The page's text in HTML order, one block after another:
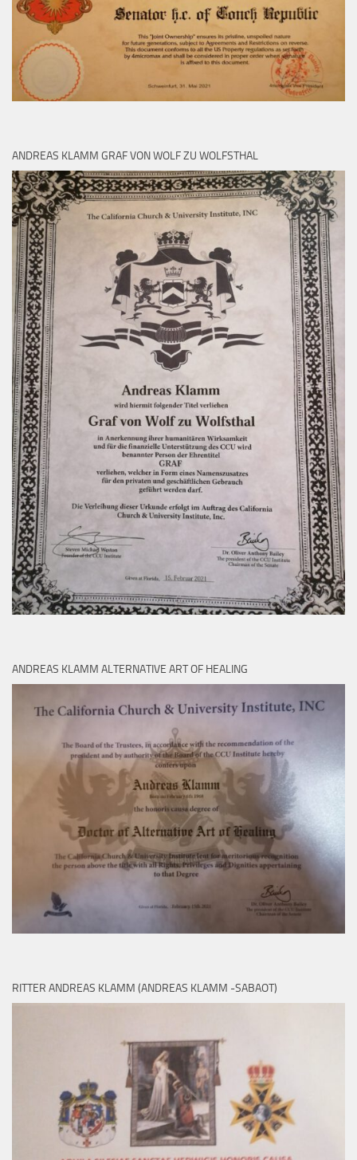
ANDREAS KLAMM GRAF VON WOLF ZU WOLFSTHAL
ANDREAS KLAMM ALTERNATIVE ART OF HEALING
RITTER ANDREAS KLAMM (ANDREAS KLAMM -SABAOT)